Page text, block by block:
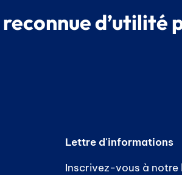
d’utilité
Lettre d'informations
Inscrivez-vous à notre